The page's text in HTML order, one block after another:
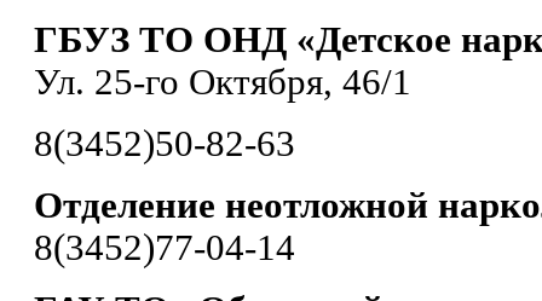
ГБУЗ ТО ОНД «Детское
Ул. 25-го Октября, 46/1
8(3452)50-82-63
Отделение неотложной
8(3452)77-04-14